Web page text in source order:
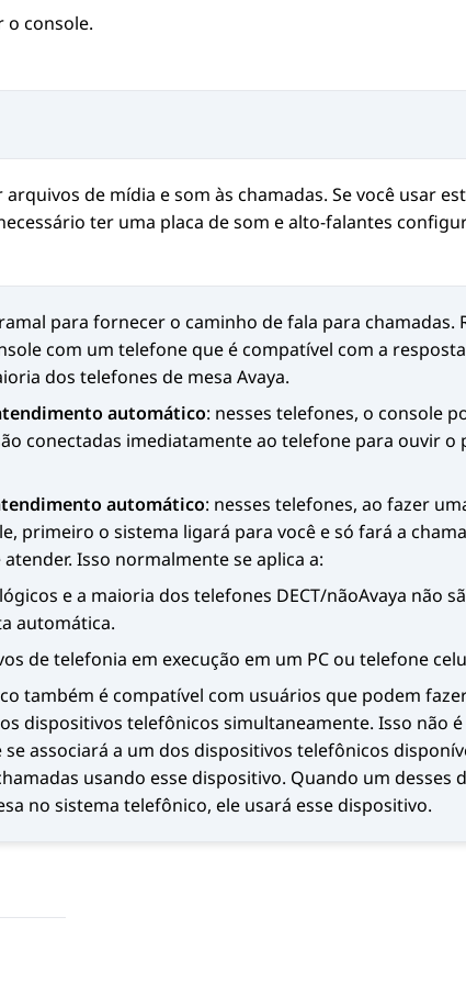
o console.
arquivos de mídia e som às chamadas. Se você usar
ter uma placa de som e alto-falantes
para fornecer o caminho de fala para chamadas.
com um telefone que é compatível com a
dos telefones de mesa Avaya.
automático: nesses telefones, o console
conectadas imediatamente ao telefone para ouvir o
automático: nesses telefones, ao fazer
primeiro o sistema ligará para você e só fará a
Isso normalmente se aplica a:
e a maioria dos telefones DECT/nãoAvaya não
automática.
de telefonia em execução em um PC ou telefone
também é compatível com usuários que podem
dispositivos telefônicos simultaneamente. Isso não
se associará a um dos dispositivos telefônicos
usando esse dispositivo. Quando um desses
no sistema telefônico, ele usará esse dispositivo.